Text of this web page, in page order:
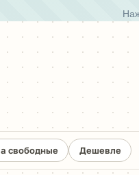
свободные Дешевле